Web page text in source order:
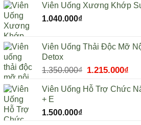
Viên Uống Xương Khớp
1.040.000₫
Viên Uống Thải Độc Mỡ
Detox
1.350.000₫ Giá
là:
1.215.000₫Giá
tại
Viên Uống Hỗ Trợ Chức
+ E
1.500.000₫